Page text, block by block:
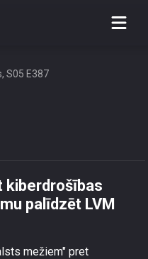
kiberdrošības
lietā.
S05 E387
kiberdrošības
palīdzēt LVM
mežiem" pret